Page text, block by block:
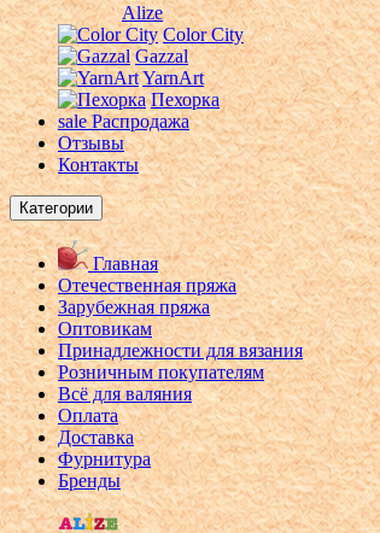
Alize
Color City
Gazzal
YarnArt
Пехорка
saleРаспродажа
Отзывы
Контакты
Категории
Главная
Отечественная пряжа
Зарубежная пряжа
Оптовикам
Принадлежности для вязания
Розничным покупателям
Всё для валяния
Оплата
Доставка
Фурнитура
Бренды